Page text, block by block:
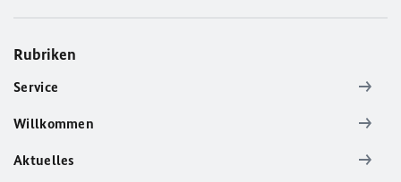
Rubriken
Service
Willkommen
Aktuelles